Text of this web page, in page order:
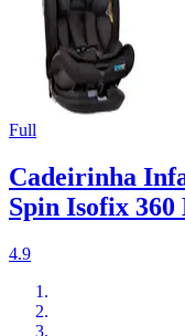
Full
Cadeirinha
Spin Isofix 360
4.9